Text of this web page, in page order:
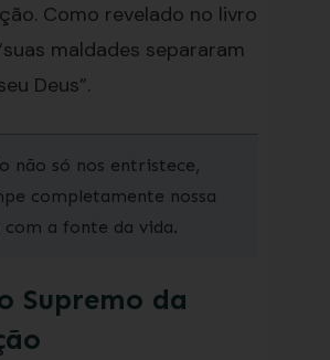
Como revelado no livro
maldades separaram
Deus”.
não só nos entristece,
completamente nossa
com a fonte da vida.
Supremo da